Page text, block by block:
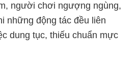
người chơi ngượng ngùng,
những động tác đều liên
dung tục, thiếu chuẩn mực